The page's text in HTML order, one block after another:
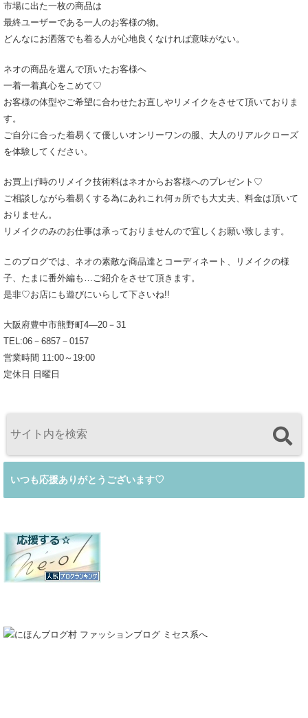
市場に出た一枚の商品は
最終ユーザーである一人のお客様の物。
どんなにお洒落でも着る人が心地良くなければ意味がない。
ネオの商品を選んで頂いたお客様へ
一着一着真心をこめて♡
お客様の体型やご希望に合わせたお直しやリメイクをさせて頂いておりま
す。
ご自分に合った着易くて優しいオンリーワンの服、大人のリアルクローズ
を体験してください。
お買上げ時のリメイク技術料はネオからお客様へのプレゼント♡
ご相談しながら着易くする為にあれこれ何ヵ所でも大丈夫、料金は頂いて
おりません。
リメイクのみのお仕事は承っておりませんので宜しくお願い致します。
このブログでは、ネオの素敵な商品達とコーディネート、リメイクの様
子、たまに番外編も…ご紹介をさせて頂きます。
是非♡お店にも遊びにいらして下さいね!!
大阪府豊中市熊野町4―20－31
TEL:06－6857－0157
営業時間 11:00～19:00
定休日 日曜日
いつも応援ありがとうございます♡